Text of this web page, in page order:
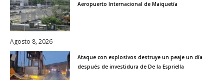
Aeropuerto Internacional de Maiquetía
Agosto 8, 2026
Ataque con explosivos destruye un peaje un día
después de investidura de De la Espriella